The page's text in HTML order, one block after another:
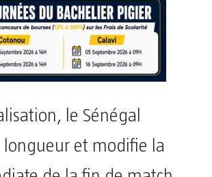
le Sénégal
longueur et modifie la